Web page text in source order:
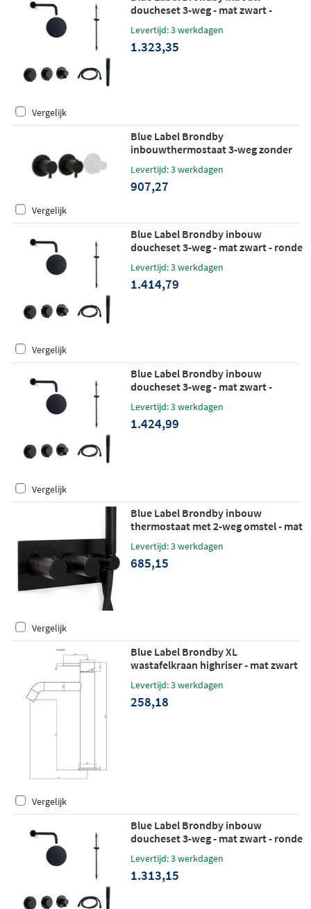
doucheset 3-weg - mat zwart -
staafhanddouche - wandarm -
wandhouder
Levertijd: 3 werkdagen
1.323,35
Vergelijk
Blue Label Brondby
inbouwthermostaat 3-weg zonder
aansluitbocht - mat zwart
Levertijd: 3 werkdagen
907,27
Vergelijk
Blue Label Brondby inbouw
doucheset 3-weg - mat zwart - ronde
handdouche - plafondbuis 10cm -
glijstang
Levertijd: 3 werkdagen
1.414,79
Vergelijk
Blue Label Brondby inbouw
doucheset 3-weg - mat zwart -
- glijstang
Levertijd: 3 werkdagen
1.424,99
Vergelijk
Blue Label Brondby inbouw
thermostaat met 2-weg omstel - mat
Levertijd: 3 werkdagen
685,15
Vergelijk
Blue Label Brondby XL
wastafelkraan highriser - mat zwart
Levertijd: 3 werkdagen
258,18
Vergelijk
Blue Label Brondby inbouw
doucheset 3-weg - mat zwart - ronde
wandhouder
Levertijd: 3 werkdagen
1.313,15